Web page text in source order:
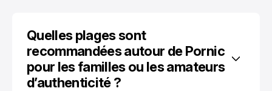
Quelles plages sont
recommandées autour de Pornic
pour les familles ou les amateurs
d’authenticité ?